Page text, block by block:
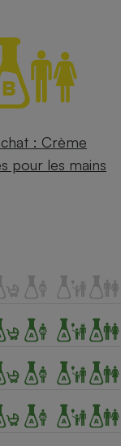
: Crème
pour les mains
alimentaire
bouteille
emprunteur
induction
mobile -
Matelas
électrique
Mutuelle